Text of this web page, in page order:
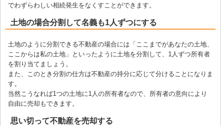
でわずらわしい相続発生をなくすことができます。
土地の場合分割して名義も1人ずつにする
土地のように分割できる不動産の場合には「ここまでがあなたの土地、
ここからは私の土地」といったように土地を分割して、1人ずつ所有者
を割り当てましょう。
また、このとき分割の仕方は不動産の持分に応じて分けることになりま
す。
当然こうなれば1つの土地に1人の所有者なので、所有者の意向により
自由に売却もできます。
思い切って不動産を売却する